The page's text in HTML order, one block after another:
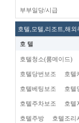
부부일당/시급
호텔,모텔,리조트,해외
호 텔
호텔청소(룸메이드)
호텔당번보조 호텔
호텔베팅보조 호텔
호텔주차보조 호텔
호텔주방 호텔조리